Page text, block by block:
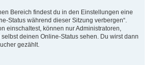
Bereich findest du in den Einstellungen eine
Status während dieser Sitzung verbergen“.
einschaltest, können nur Administratoren,
deinen Online-Status sehen. Du wirst dann
gezählt.